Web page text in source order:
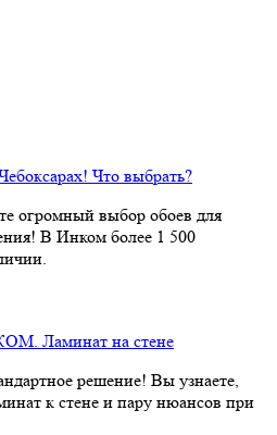
Что выбрать?
огромный выбор обоев для
В Инком более 1 500
Ламинат на стене
решение! Вы узнаете,
к стене и пару нюансов при